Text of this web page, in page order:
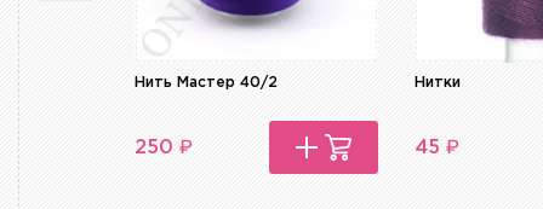
Нить Мастер 40/2
250 ₽
Нитки
45 ₽